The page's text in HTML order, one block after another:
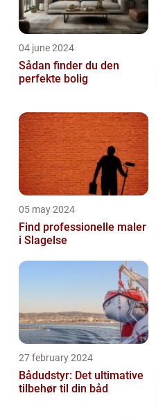
04 june 2024
Sådan finder du den
perfekte bolig
05 may 2024
Find professionelle maler
i Slagelse
27 february 2024
Bådudstyr: Det ultimative
tilbehør til din båd